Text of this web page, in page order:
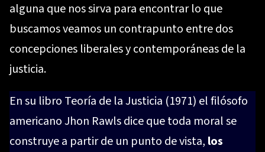
alguna que nos sirva para encontrar lo que
buscamos veamos un contrapunto entre dos
concepciones liberales y contemporáneas de la
justicia.
En su libro Teoría de la Justicia (1971) el filósofo
americano Jhon Rawls dice que toda moral se
construye a partir de un punto de vista, los